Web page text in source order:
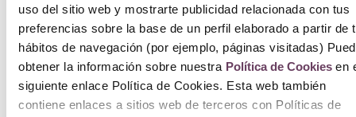
uso del sitio web y mostrarte publicidad relacionada con tus
preferencias sobre la base de un perfil elaborado a partir de
hábitos de navegación (por ejemplo, páginas visitadas)
obtener la información sobre nuestra Política de Cookiesen
siguiente enlace Política de Cookies. Esta web también
contiene enlaces a sitios web de terceros con Políticas de